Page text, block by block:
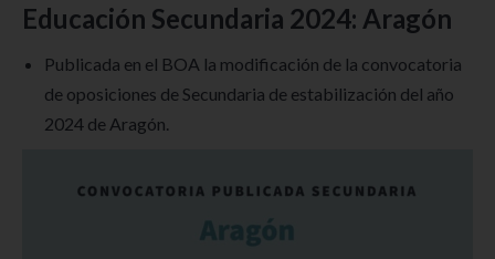
Educación Secundaria 2024: Aragón
Publicada en el BOA la modificación de la convocatoria
de oposiciones de Secundaria de estabilización del año
2024 de Aragón.